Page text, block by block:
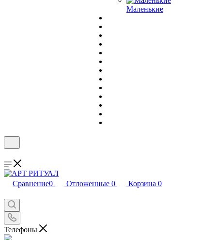
Маленькие
Сравнение0 Отложенные 0 Корзина 0
Телефоны